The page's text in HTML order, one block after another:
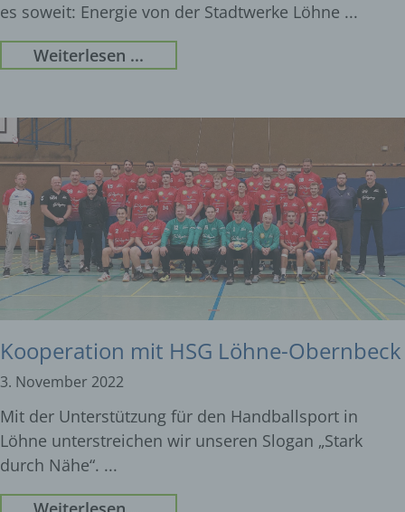
es soweit: Energie von der Stadtwerke Löhne
Weiterlesen ...
Kooperation mit HSG Löhne-Obernbeck
3. November 2022
Mit der Unterstützung für den Handballsport in
Löhne unterstreichen wir unseren Slogan „Stark
durch Nähe“.